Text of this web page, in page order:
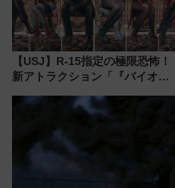
【USJ】R-15指定の極限恐怖！
新アトラクション「『バイオハ
ブ」今秋登場 ―予測不能の恐